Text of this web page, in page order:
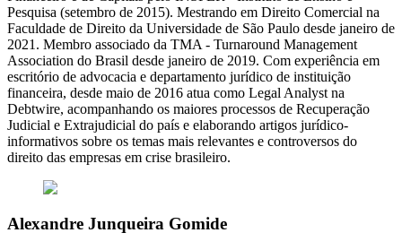
Pesquisa (setembro de 2015). Mestrando em Direito Comercial na
Faculdade de Direito da Universidade de São Paulo desde janeiro de
2021. Membro associado da TMA - Turnaround Management
Association do Brasil desde janeiro de 2019. Com experiência em
escritório de advocacia e departamento jurídico de instituição
financeira, desde maio de 2016 atua como Legal Analyst na
Debtwire, acompanhando os maiores processos de Recuperação
Judicial e Extrajudicial do país e elaborando artigos jurídico-
informativos sobre os temas mais relevantes e controversos do
direito das empresas em crise brasileiro.
Alexandre Junqueira Gomide